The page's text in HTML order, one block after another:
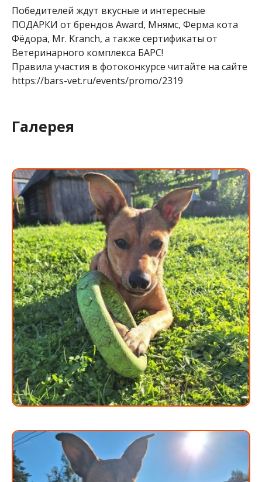
Победителей ждут вкусные и интересные
ПОДАРКИ от брендов Award, Мнямс, Ферма кота
Фёдора, Mr. Kranch, а также сертификаты от
Ветеринарного комплекса БАРС!
Правила участия в фотоконкурсе читайте на сайте
https://bars-vet.ru/events/promo/2319
Галерея